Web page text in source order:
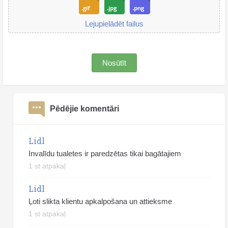
Lejupielādēt failus
Nosūtīt
Pēdējie komentāri
Lidl
Invalīdu tualetes ir paredzētas tikai bagātajiem
1 st atpakaļ
Lidl
Ļoti slikta klientu apkalpošana un attieksme
1 st atpakaļ